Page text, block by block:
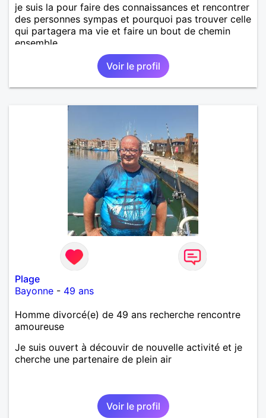
je suis la pour faire des connaissances et rencontrer
des personnes sympas et pourquoi pas trouver celle
qui partagera ma vie et faire un bout de chemin
ensemble
Voir le profil
Plage
Bayonne - 49 ans
Homme divorcé(e) de 49 ans recherche rencontre
amoureuse
Je suis ouvert à découvir de nouvelle activité et je
cherche une partenaire de plein air
Voir le profil